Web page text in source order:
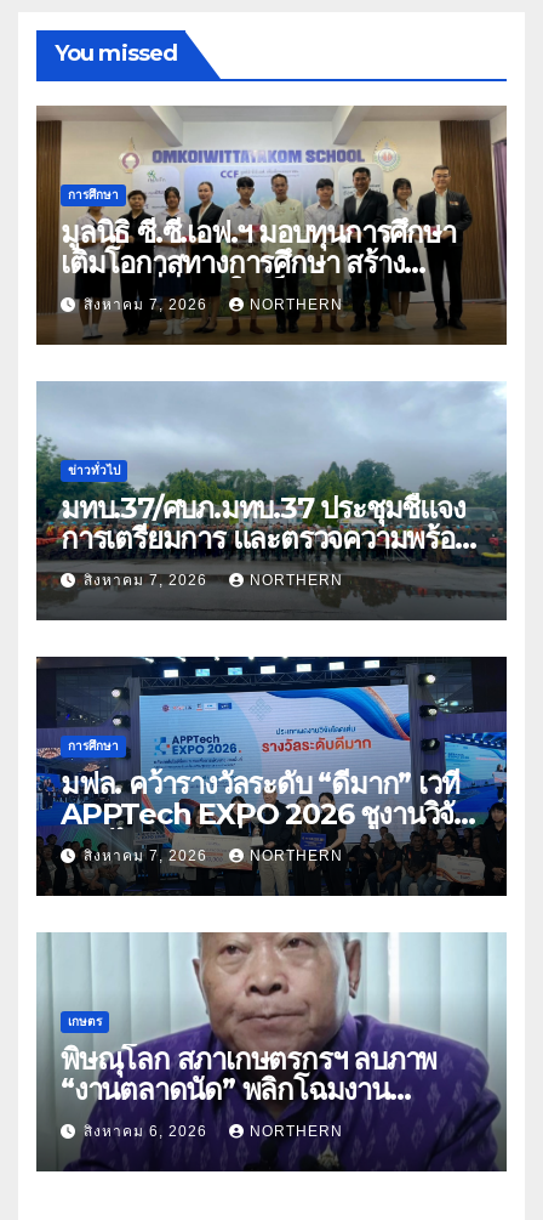
You missed
การศึกษา
มูลนิธิ ซี.ซี.เอฟ.ฯ มอบทุนการศึกษา
เติมโอกาสทางการศึกษา สร้าง
อนาคตที่มั่นคงให้เด็กและเยาวชน
ด้อยโอกาส
สิงหาคม 7, 2026 NORTHERN
ข่าวทั่วไป
มทบ.37/ศบภ.มทบ.37 ประชุมชี้แจง
การเตรียมการ และตรวจความพร้อม
ด้านการบรรเทาสาธารณภัย
สิงหาคม 7, 2026 NORTHERN
การศึกษา
มฟล. คว้ารางวัลระดับ “ดีมาก” เวที
APPTech EXPO 2026 ชูงานวิจัย
สมุนไพร ขับเคลื่อนนวัตกรรมสู่เชิง
พาณิชย์
สิงหาคม 7, 2026 NORTHERN
เกษตร
พิษณุโลก สภาเกษตรกรฯ ลบภาพ
“งานตลาดนัด” พลิกโฉมงาน
“เกษตรรุ่งเรืองเมืองสองแคว 69” มุ่ง
ประโยชน์เกษตรกร ดึงนวัตกรรม-จับ
คู่ธุรกิจดันสินค้าเกษตรสู่สากล (คลิป)
สิงหาคม 6, 2026 NORTHERN